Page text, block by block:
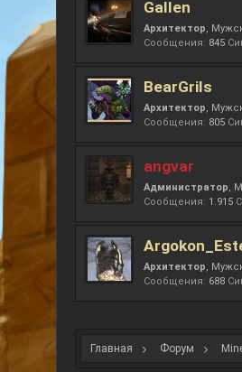
Gallen
Архитектор,
Сообщения: 845
BearGrils
Архитектор,
Сообщения: 805
angvar
Администратор,
Сообщения: 1.915
Архитектор,
Сообщения: 688
Главная Форум